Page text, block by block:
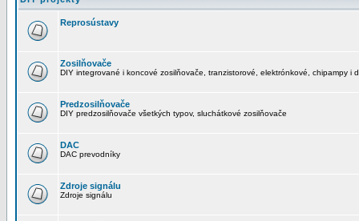
Reprosústavy
Zosilňovače
DIY integrované i koncové zosilňovače, tranzistorové, elektrónkové, chipampy i
Predzosilňovače
DIY predzosilňovače všetkých typov, sluchátkové zosilňovače
DAC
DAC prevodníky
Zdroje signálu
Zdroje signálu